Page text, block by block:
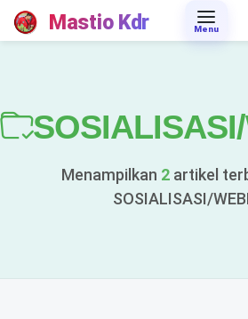
Mastio Kdr Menu
Menampilkan 2 artikel
SOSIALISASI/